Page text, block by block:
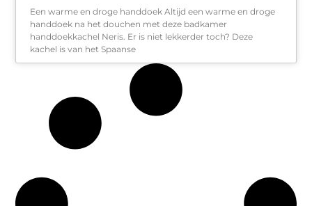
Een warme en droge handdoek Altijd een warme en droge
handdoek na het douchen met deze badkamer
handdoekkachel Neris. Er is niet lekkerder toch? Deze
kachel is van het Spaanse